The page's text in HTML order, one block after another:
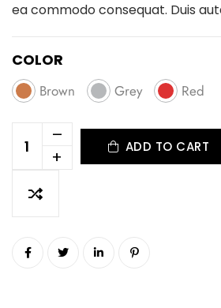
ea commodo consequat. Duis
COLOR
Brown Grey Red
–
+
ADD TO CART